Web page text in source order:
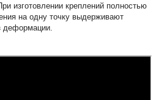
изготовлении креплений полностью
на одну точку выдерживают
деформации.